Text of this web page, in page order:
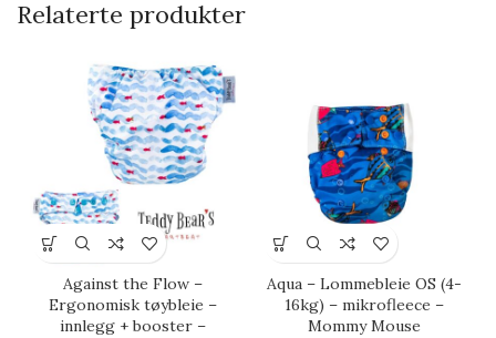
Relaterte produkter
Against the Flow –
Ergonomisk tøybleie –
innlegg + booster –
Aqua – Lommebleie OS (4-
16kg) – mikrofleece –
Mommy Mouse